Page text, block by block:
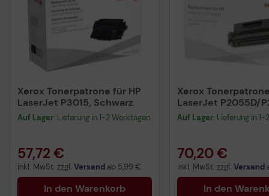
Xerox Tonerpatrone für HP
LaserJet P3015, Schwarz
Auf Lager: Lieferung in 1-2 Werktagen
57,72 €
inkl. MwSt. zzgl. Versand ab 5,99 €
In den Warenkorb
Xerox
LaserJet P2055D/
Schwarz
Auf Lager: Lieferung in
70,20 €
inkl. MwSt. zzgl. Versand
In den